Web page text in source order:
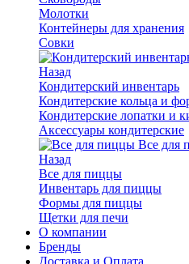
Молотки
Контейнеры для хранения
Совки
Назад
Кондитерский инвентарь
Кондитерские кольца и
Кондитерские лопатки и
Аксессуары кондитерские
Все для
Назад
Все для пиццы
Инвентарь для пиццы
Формы для пиццы
Щетки для печи
О компании
Бренды
Доставка и Оплата